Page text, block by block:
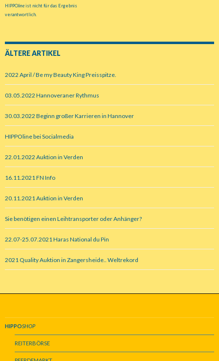
HIPPOlineist nicht für das Ergebnis
verantwortlich.
ÄLTERE ARTIKEL
2022 April / Be my Beauty King Preisspitze.
03.05.2022 Hannoveraner Rythmus
30.03.2022 Beginn großer Karrieren in Hannover
HIPPOline bei Socialmedia
22.01.2022 Auktion in Verden
16.11.2021 FN Info
20.11.2021 Auktion in Verden
Sie benötigen einen Leihtransporter oder Anhänger?
22.07-25.07.2021 Haras National du Pin
2021 Quality Auktion in Zangersheide.. Weltrekord
HIPPOSHOP
REITERBÖRSE